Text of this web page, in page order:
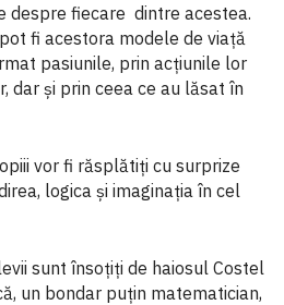
despre fiecare dintre acestea.
fi acestora modele de viață
pasiunile, prin acțiunile lor
dar și prin ceea ce au lăsat în
vor fi răsplătiți cu surprize
logica și imaginația în cel
sunt însoțiți de haiosul Costel
un bondar puțin matematician,